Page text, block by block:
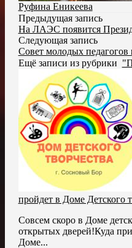
Руфина Еникеева
Предыдущая запись
На ЛАЭС появится
Следующая запись
Совет молодых педагогов
Ещё записи из рубрики
пройдет в Доме Детского
Совсем скоро в Доме
открытых дверей!Куда
Доме...